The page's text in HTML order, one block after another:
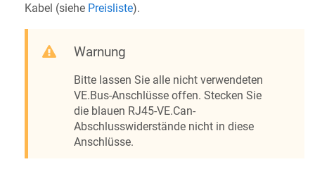
Kabel (siehe Preisliste).
Warnung
Bitte lassen Sie alle nicht verwendeten
VE.Bus-Anschlüsse offen. Stecken Sie
die blauen RJ45-VE.Can-
Abschlusswiderstände nicht in diese
Anschlüsse.